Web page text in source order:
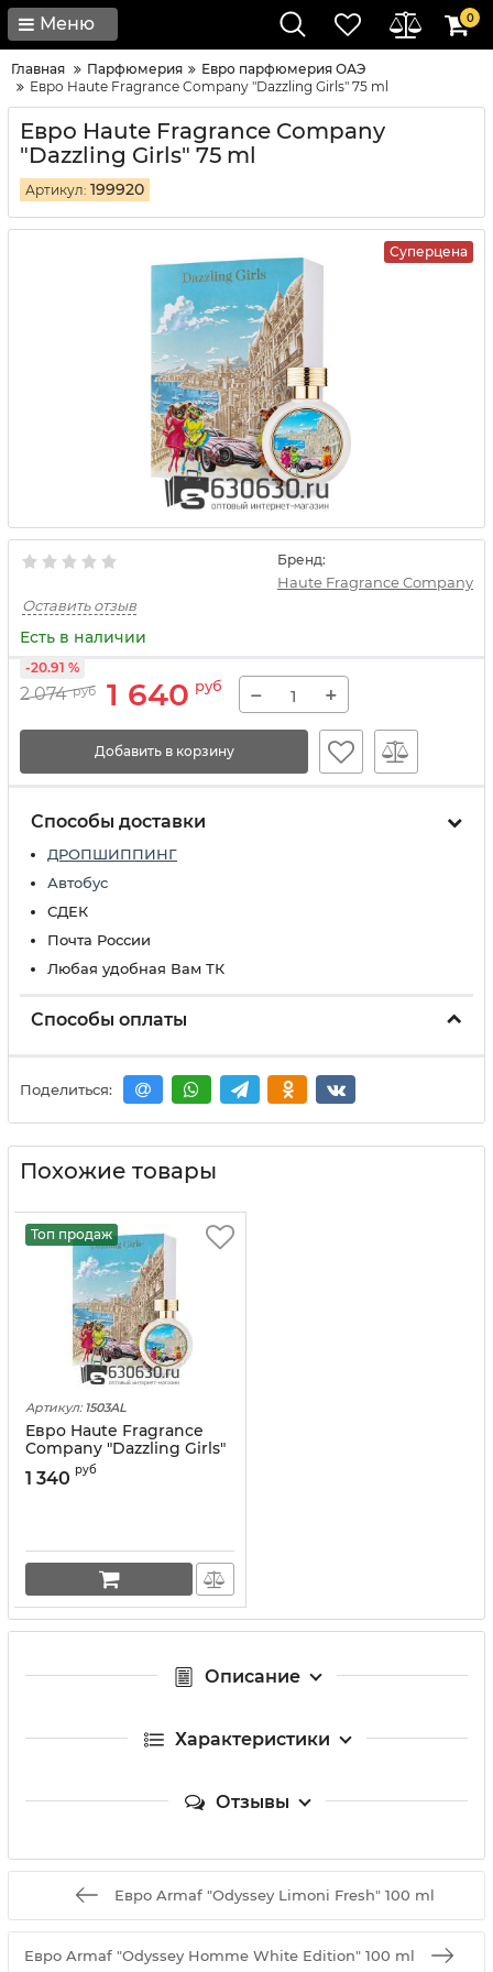
Меню 0
Главная Парфюмерия
Евро парфюмерия ОАЭ
Евро Haute Fragrance Company "Dazzling Girls" 75 ml
Евро Haute Fragrance Company
"Dazzling Girls" 75 ml
Артикул: 199920
Суперцена
Бренд:
Haute Fragrance Company
Оставить отзыв
Есть в наличии
2 074 руб 1 640 руб
-20.91 %
− +
Добавить в корзину
Способы доставки
ДРОПШИППИНГ
Автобус
СДЕК
Почта России
Любая удобная Вам ТК
Способы оплаты
Поделиться:
Похожие товары
Топ продаж
Артикул: 1503AL
Евро Haute Fragrance
Company "Dazzling Girls"
75 ml оптом
1 340 руб
Описание
Характеристики
Отзывы
Евро Armaf "Odyssey Limoni Fresh" 100 ml
Евро Armaf "Odyssey Homme White Edition" 100 ml